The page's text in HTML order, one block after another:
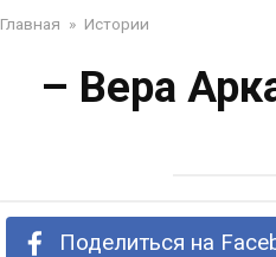
Главная » Истории
– Вера
Поделиться на